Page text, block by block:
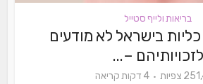
בריאות ולייף סטייל
כליות בישראל לא מודעים
לזכויותיהם –...
צפיות
4 דקות קריאה